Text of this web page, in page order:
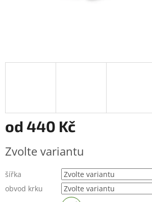
od 440 Kč
cena:
Zvolte variantu
šířka
obvod krku